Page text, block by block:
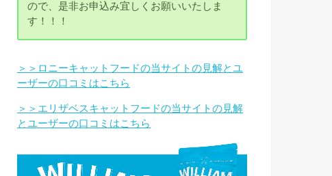
ので、是非お申込み宜しくお願いいたしま
す！！！
＞＞ロニーキャットフードの当サイトの見解とユ
ーザーの口コミはこちら
＞＞エリザベスキャットフードの当サイトの見解
とユーザーの口コミはこちら